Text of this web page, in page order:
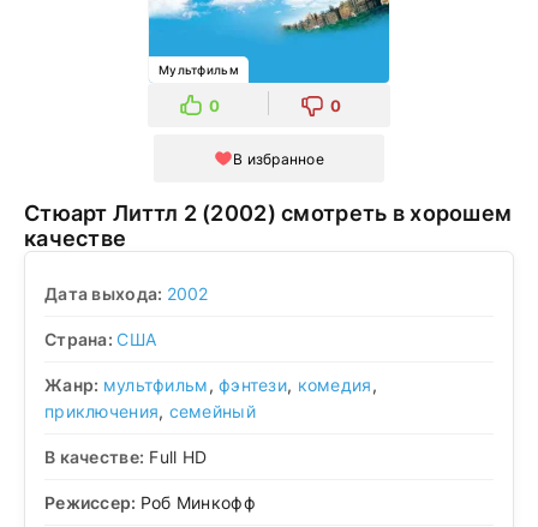
Мультфильм
0 0
В избранное
Стюарт Литтл 2 (2002) смотреть в хорошем
качестве
Дата выхода: 2002
Страна:США
Жанр: мультфильм,фэнтези, комедия,
приключения, семейный
В качестве: Full HD
Режиссер: Роб Минкофф